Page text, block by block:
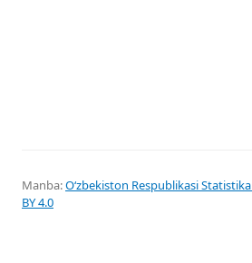
Manba:Oʻzbekiston Respublikasi
BY 4.0